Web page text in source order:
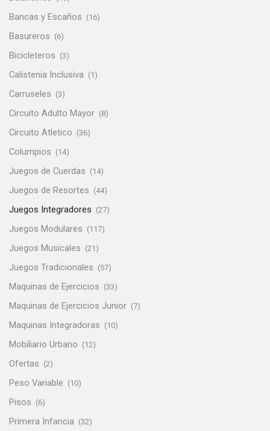
Bancas y Escaños (16)
Basureros (6)
Bicicleteros (3)
Calistenia Inclusiva (1)
Carruseles (3)
Circuito Adulto Mayor (8)
Circuito Atletico (36)
Columpios (14)
Juegos de Cuerdas (14)
Juegos de Resortes (44)
Juegos Integradores (27)
Juegos Modulares (117)
Juegos Musicales (21)
Juegos Tradicionales (57)
Maquinas de Ejercicios (33)
Maquinas de Ejercicios Junior (7)
Maquinas Integradoras (10)
Mobiliario Urbano (12)
Ofertas (2)
Peso Variable (10)
Pisos (6)
Primera Infancia (32)